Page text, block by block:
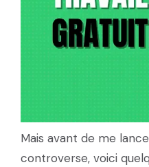
Mais avant de me
controverse, voici